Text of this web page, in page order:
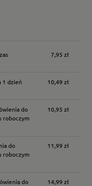
płatności
7,95 zł
1 dzień
10,49 zł
do
roboczym
10,95 zł
do
roboczym
11,99 zł
do
14,99 zł